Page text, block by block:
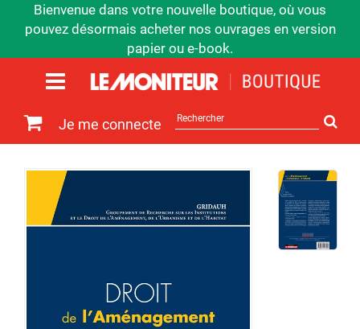
Bienvenue dans votre nouvelle boutique, où vous
pouvez désormais acheter nos ouvrages en version
papier ou e-book.
Je me connecte
sur
le